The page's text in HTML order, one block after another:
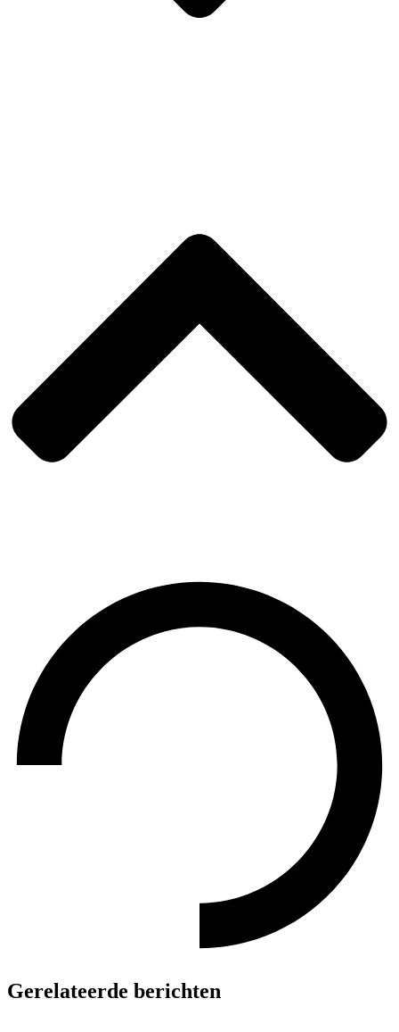
Gerelateerde berichten